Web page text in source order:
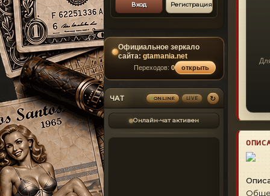
Вход Регистрация
Официальное зеркало
сайта: gtamania.net
Переходов: 0 открыть
ЧАТ ONLINE LIVE ↻
Онлайн-чат активен